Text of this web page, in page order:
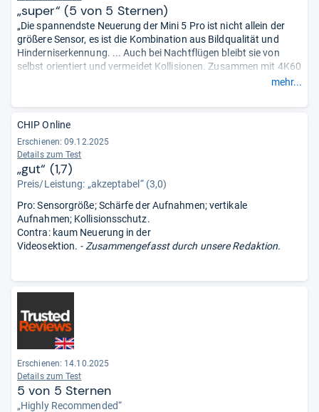
„super“ (5 von 5 Sternen)
„Die spannendste Neuerung der Mini 5 Pro ist nicht allein der
größere Sensor, es ist die Kombination aus Bildqualität und
Hinderniserkennung. ... Auch bei Nachtflügen bleibt sie von
selbst orientiert und vermeidet Kollisionen. Zusammen mit 4K60
HDR, zwei Brennweiten und dem kompakten Gewicht hat man
kreative Freiheit gibt ...“
mehr...
CHIP Online
Erschienen: 09.12.2025
Details zum Test
„gut“ (1,7)
Preis/Leistung: „akzeptabel“ (3,0)
Pro: Sensorgröße; Schärfe der Aufnahmen; vertikale
Aufnahmen; Kollisionsschutz.
Contra: kaum Neuerung in der
Videosektion. - Zusammengefasst durch unsere Redaktion.
Erschienen: 14.10.2025
Details zum Test
5 von 5 Sternen
„Highly Recommended“